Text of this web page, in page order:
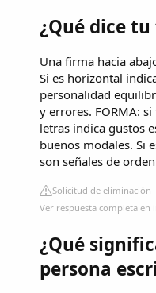
¿Qué dice
Una firma hacia
Si es horizontal
personalidad
y errores. FORMA:
letras indica gustos
buenos modales. Si
son señales de
Solicitud de eliminación
Ver respuesta completa en
¿Qué
persona